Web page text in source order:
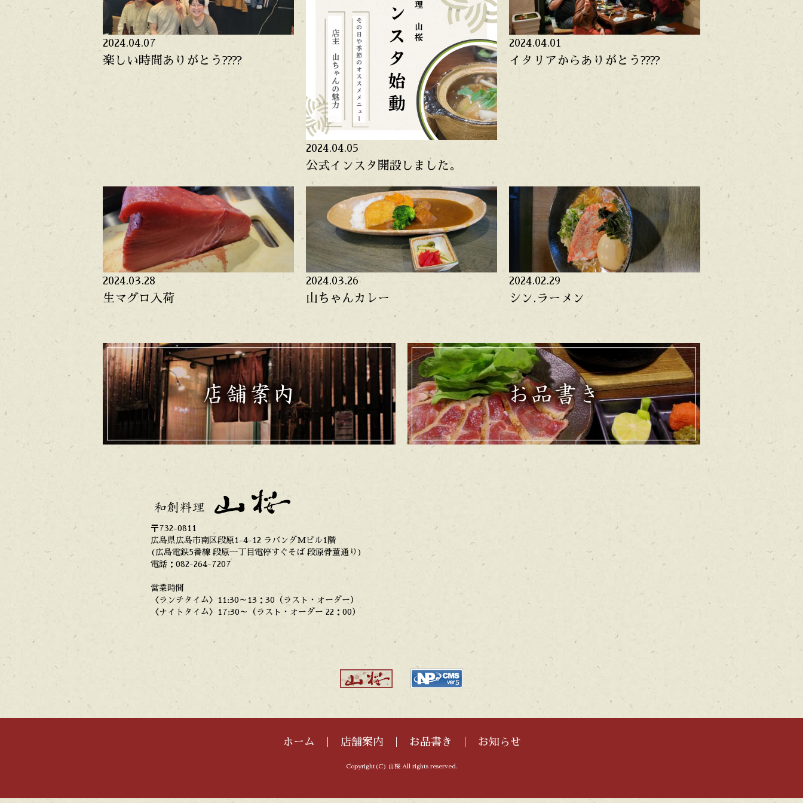
2024.04.07
楽しい時間ありがとう????
2024.04.05
公式インスタ開設しました。
2024.04.01
イタリアからありがとう????
2024.03.28
生マグロ入荷
2024.03.26
山ちゃんカレー
2024.02.29
シン.ラーメン
〒732-0811
広島県広島市南区段原1-4-12 ラバンダMビル1階
(広島電鉄5番線 段原一丁目電停すぐそば 段原骨董通り)
電話：082-264-7207
営業時間
〈ランチタイム〉11:30～13：30（ラスト・オーダー）
〈ナイトタイム〉17:30～（ラスト・オーダー 22：00）
ホーム 店舗案内 お品書き お知らせ
Copyright(C) 山桜 All rights reserved.